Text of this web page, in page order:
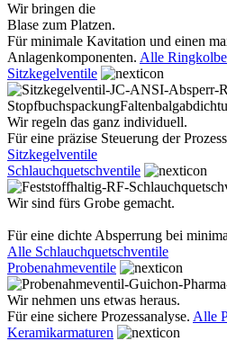
Wir bringen die
Blase zum Platzen.
Für minimale Kavitation und einen
Anlagenkomponenten. Alle
Sitzkegelventile
Wir regeln das ganz individuell.
Für eine präzise Steuerung der
Sitzkegelventile
Schlauchquetschventile
Wir sind fürs Grobe gemacht.
Für eine dichte Absperrung bei
Alle Schlauchquetschventile
Probenahmeventile
Wir nehmen uns etwas heraus.
Für eine sichere Prozessanalyse. Alle
Keramikarmaturen